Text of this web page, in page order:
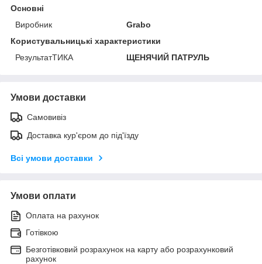
Основні
Виробник
Grabo
Користувальницькі характеристики
РезультатТИКА
ЩЕНЯЧИЙ ПАТРУЛЬ
Умови доставки
Самовивіз
Доставка кур'єром до під'їзду
Всі умови доставки
Умови оплати
Оплата на рахунок
Готівкою
Безготівковий розрахунок на карту або розрахунковий
рахунок